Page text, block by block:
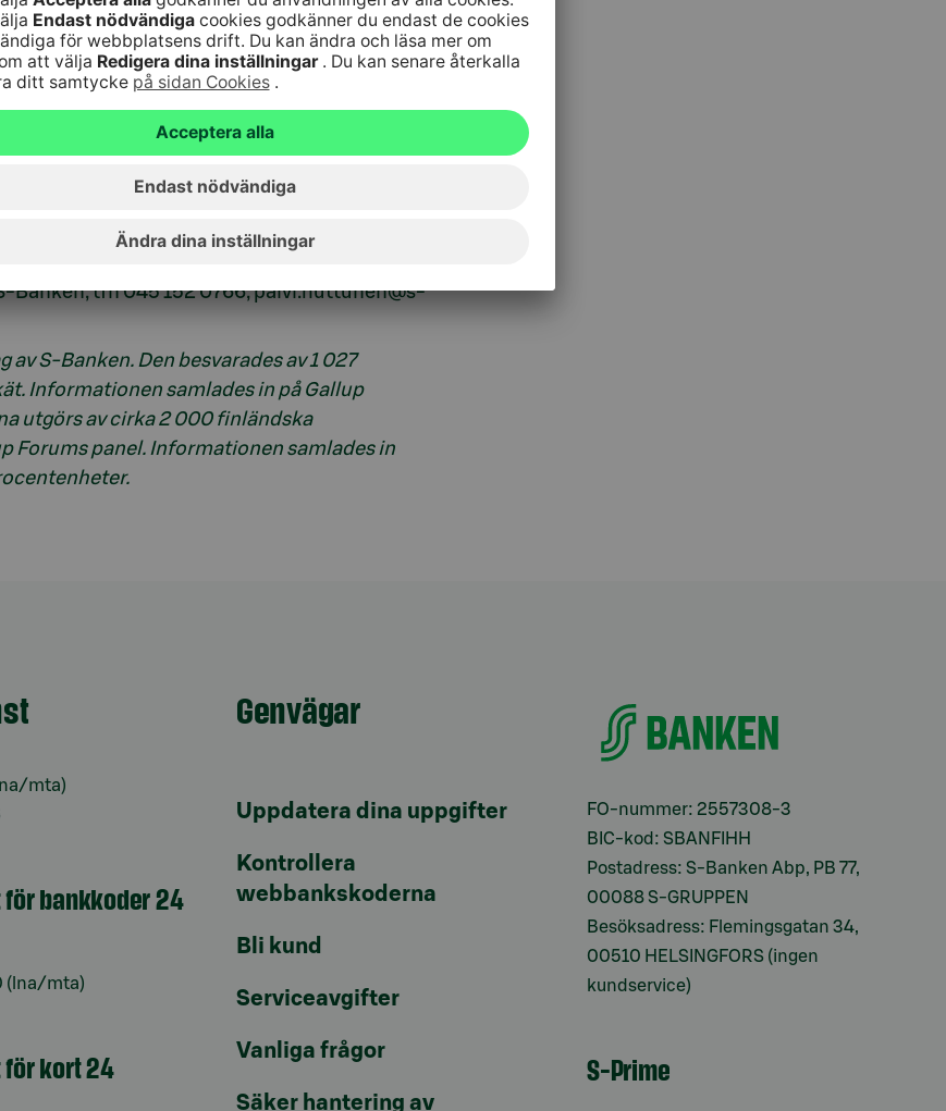
av en sådan ägarform. De flesta vill äga
familjen”, säger Huttunen.
pris för en stuga: av denna åsikt var 58
den största drömmen. Du kan dock hitta
oförväntat ställe, till exempel i
livet på sommarstugan (pdf)
Banken, tfn 045 152 0766, paivi.huttunen@s-
S-Banken. Den besvarades av 1 027
Informationen samlades in på Gallup
utgörs av cirka 2 000 finländska
Forums panel. Informationen samlades in
mta)
bankkoder 24
(lna/mta)
kort 24
Genvägar
Uppdatera dina uppgifter
Kontrollera
webbankskoderna
Bli kund
Serviceavgifter
Vanliga frågor
Säker hantering av
FO-nummer: 2557308-3
BIC-kod: SBANFIHH
Postadress: S-Banken Abp, PB 77,
00088 S-GRUPPEN
Besöksadress: Flemingsgatan 34,
00510 HELSINGFORS (ingen
kundservice)
S-Prime